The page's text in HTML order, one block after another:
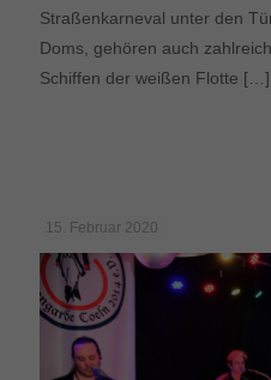
Straßenkarneval unter den
Doms, gehören auch
Schiffen der weißen Flotte […]
15. Februar 2020